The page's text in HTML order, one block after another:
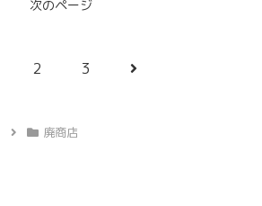
次のページ
2 3
次
廃商店